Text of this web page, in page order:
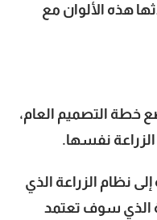
هذه الألوان مع
خطة التصميم العام،
نفسها.
نظام الزراعة الذي
الذي سوف تعتمد